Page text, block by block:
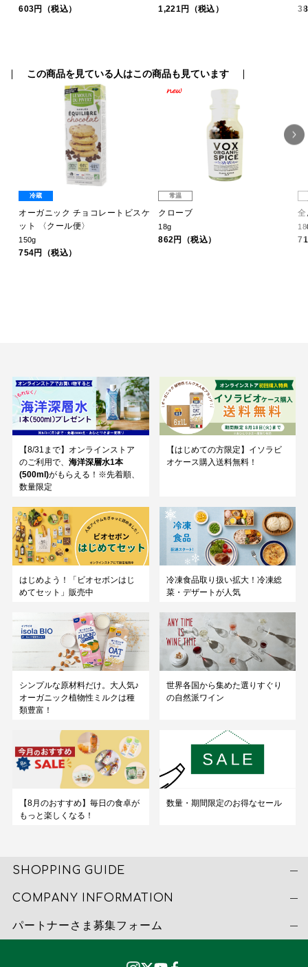
603円（税込） 1,221円（税込）
この商品を見ている人はこの商品も見ています
ーガニック チョコレートビスケ
ト 〈クール便〉
円（税込）
クローブ
862円（税込）
全層
180ｇ
711円
【8/31まで】オンラインストア
のご利用で、 海洋深層水1本
(500ml)がもらえる！※先着順、
数量限定
【はじめての方限定】イソラビ
オケース購入送料無料！
はじめよう！「ビオセボンはじ
めてセット」販売中
冷凍食品取り扱い拡大！冷凍総
菜・デザートが人気
シンプルな原材料だけ。大人気♪
オーガニック植物性ミルクは種
類豊富！
世界各国から集めた選りすぐり
の自然派ワイン
【8月のおすすめ】毎日の食卓が
もっと楽しくなる！
数量・期間限定のお得なセール
SHOPPING GUIDE
COMPANY INFORMATION
パートナーさま募集フォーム